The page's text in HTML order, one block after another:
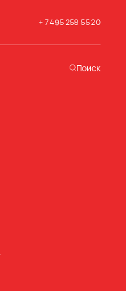
+ 7 495 258 55 20
Поиск